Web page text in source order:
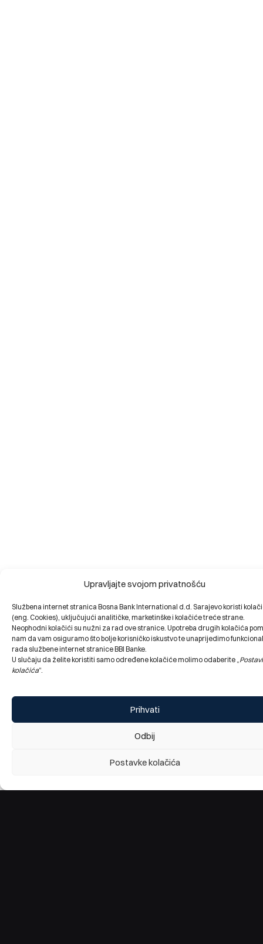
Upravljajte svojom privatnošću
Službena internet stranica Bosna Bank International d.d. Sarajevo koristi
(eng. Cookies), uključujući analitičke, marketinške i kolačiće treće strane.
Neophodni kolačići su nužni za rad ove stranice. Upotreba drugih kolačića
nam da vam osiguramo što bolje korisničko iskustvo te unaprijedimo
rada službene internet stranice BBI Banke.
U slučaju da želite koristiti samo određene kolačiće molimo odaberite „
kolačića“.
Prihvati
Odbij
Postavke kolačića